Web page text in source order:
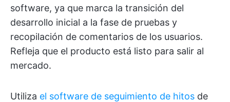
software, ya que marca la transición del
desarrollo inicial a la fase de pruebas y
recopilación de comentarios de los usuarios.
Refleja que el producto está listo para salir al
mercado.
Utiliza el software de seguimiento de hitos de